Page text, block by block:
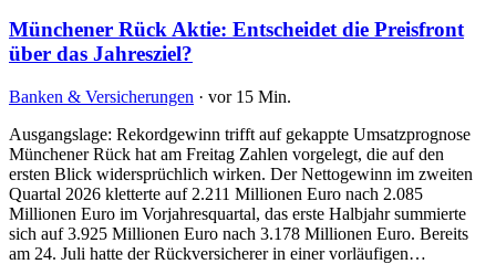
Münchener Rück Aktie: Entscheidet die Preisfront
über das Jahresziel?
Banken & Versicherungen · vor 15 Min.
Ausgangslage: Rekordgewinn trifft auf gekappte Umsatzprognose
Münchener Rück hat am Freitag Zahlen vorgelegt, die auf den
ersten Blick widersprüchlich wirken. Der Nettogewinn im zweiten
Quartal 2026 kletterte auf 2.211 Millionen Euro nach 2.085
Millionen Euro im Vorjahresquartal, das erste Halbjahr summierte
sich auf 3.925 Millionen Euro nach 3.178 Millionen Euro. Bereits
am 24. Juli hatte der Rückversicherer in einer vorläufigen…